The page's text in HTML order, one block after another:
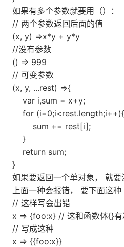
如果有多个参数就要用（）：
// 两个参数返回后面的值
(x, y) =>x*y + y*y
//没有参数
() => 999
// 可变参数
(x, y, ...rest) =>{
var i,sum = x+y;
for (i=0;i<rest.length;i++){
sum += rest[i];
}
return sum;
}
如果要返回一个单对象， 就要
上面一种会报错， 要下面这种
// 这样写会出错
x => {foo:x} // 这和函数体{}有
// 写成这种
x => {{foo:x}}